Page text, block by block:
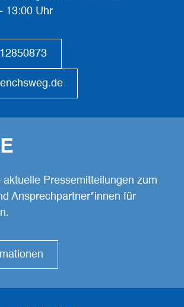
13:00 Uhr
aktuelle Pressemitteilungen zum
Ansprechpartner*innen für